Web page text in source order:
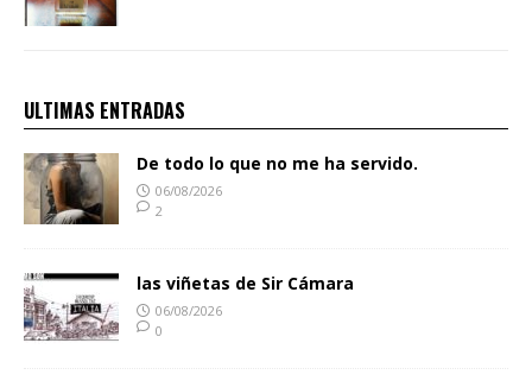
ULTIMAS ENTRADAS
De todo lo que no me ha servido.
06/08/2026
2
las viñetas de Sir Cámara
06/08/2026
0